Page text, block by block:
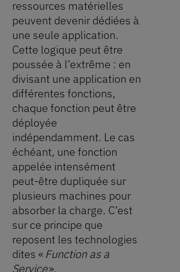
ressources matérielles
peuvent devenir dédiées à
une seule application.
Cette logique peut être
poussée à l’extrême : en
divisant une application en
différentes fonctions,
chaque fonction peut être
déployée
indépendamment. Le cas
échéant, une fonction
appelée intensément
peut-être dupliquée sur
plusieurs machines pour
absorber la charge. C’est
sur ce principe que
reposent les technologies
dites « Function as a
Service».